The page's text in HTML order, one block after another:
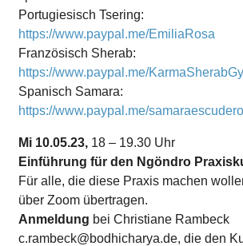
Portugiesisch Tsering:
https://www.paypal.me/EmiliaRosa
Französisch Sherab:
https://www.paypal.me/
Spanisch Samara:
https://www.paypal.me/samaraescudero
Mi 10.05.23, 18 – 19.30 Uhr
Einführung für den Ngöndro
Für alle, die diese Praxis machen
über Zoom übertragen.
Anmeldung bei Christiane Rambeck
c.rambeck@bodhicharya.de, die den